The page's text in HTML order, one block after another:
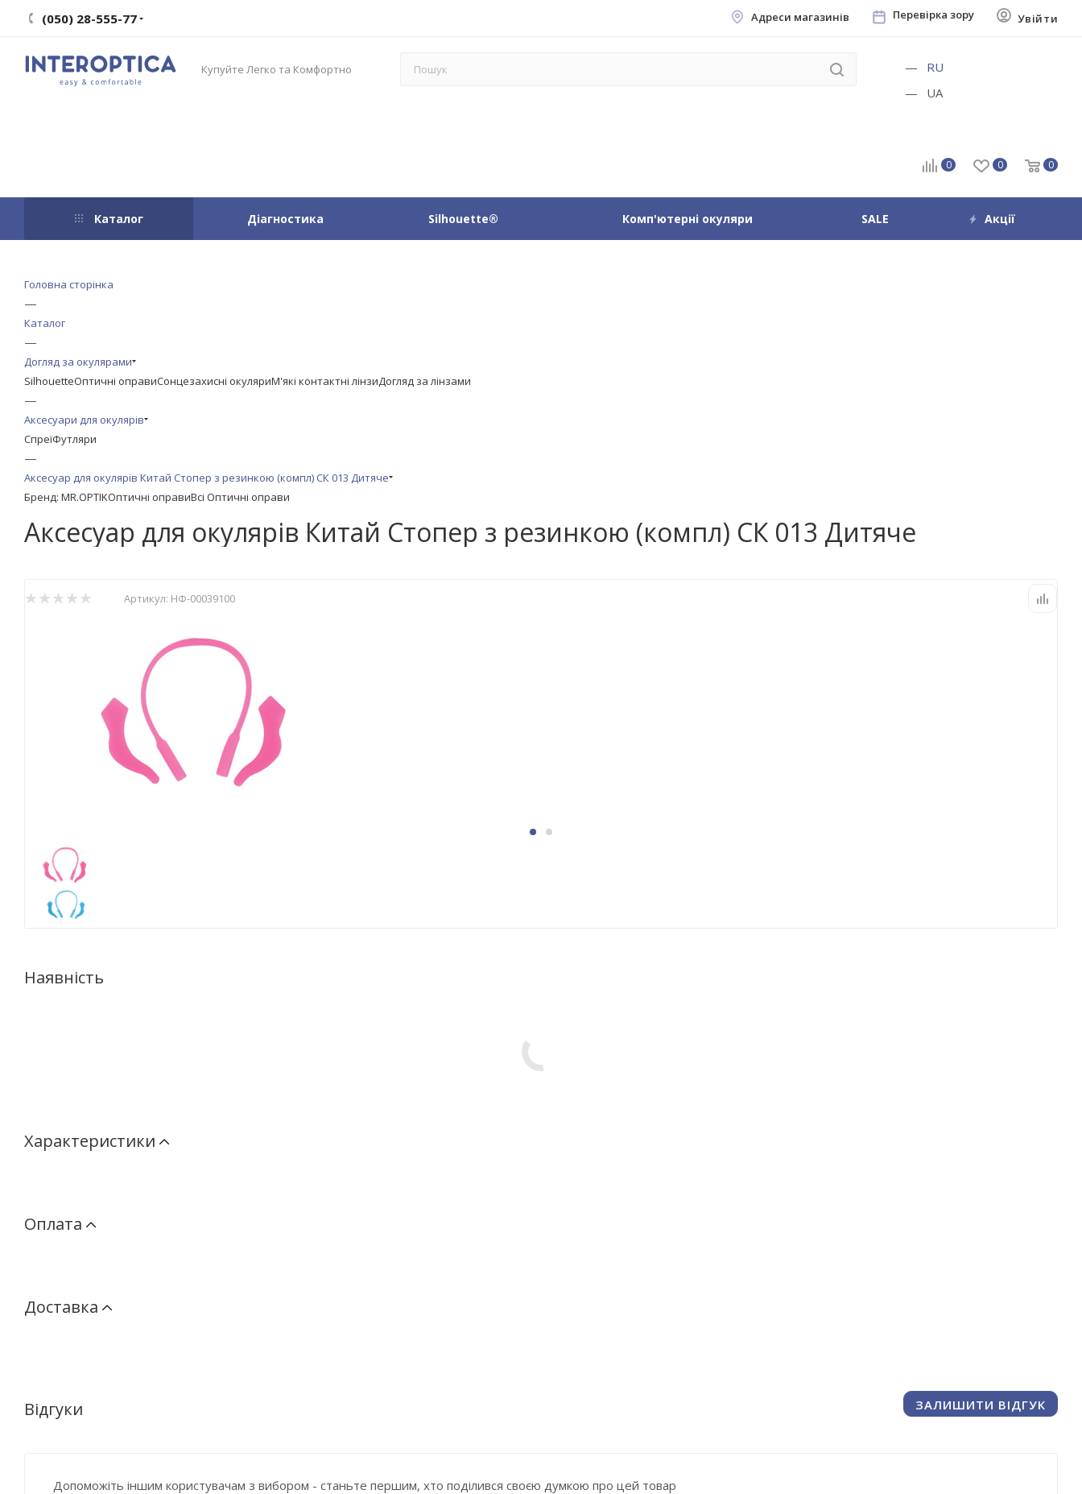
(050) 28-555-77 Адреси магазинів Перевірка зору Увійти
Купуйте Легко та Комфортно
RU
UA
0 0 0
Каталог Діагностика Silhouette® Комп'ютерні окуляри SALE Акції
Головна сторінка
—
Каталог
—
Догляд за окулярами
SilhouetteОптичні оправиСонцезахисні окуляриМ'які контактні лінзиДогляд за лінзами
—
Аксесуари для окулярів
СпреїФутляри
—
Аксесуар для окулярів Китай Стопер з резинкою (компл) СК 013 Дитяче
Бренд: MR.OPTIKОптичні оправиВсі Оптичні оправи
Аксесуар для окулярів Китай Стопер з резинкою (компл) СК 013 Дитяче
Артикул: НФ-00039100
Наявність
Характеристики
Оплата
Доставка
Відгуки ЗАЛИШИТИ ВІДГУК
Допоможіть іншим користувачам з вибором - станьте першим, хто поділився своєю думкою про цей товар